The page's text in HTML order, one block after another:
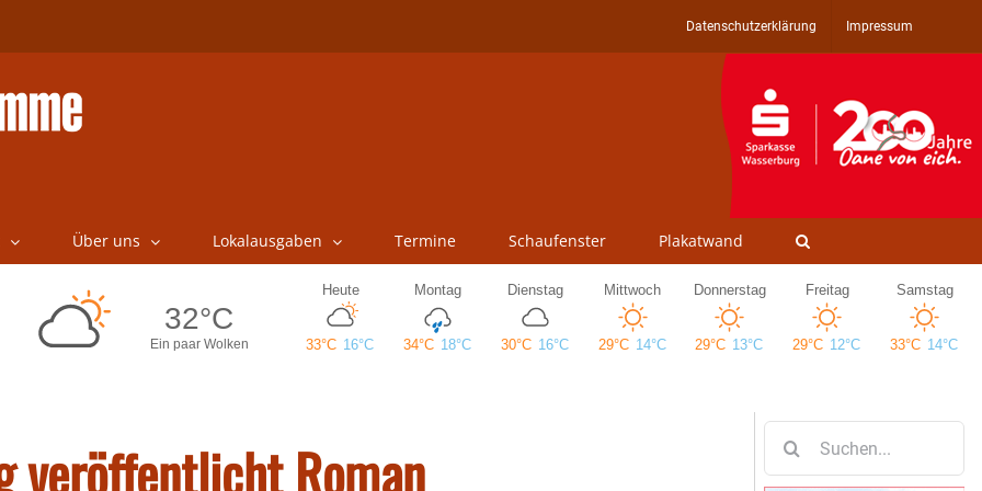
Datenschutzerklärung Impressum
Über uns Lokalausgaben Termine Schaufenster Plakatwand
veröffentlicht Roman
nach: